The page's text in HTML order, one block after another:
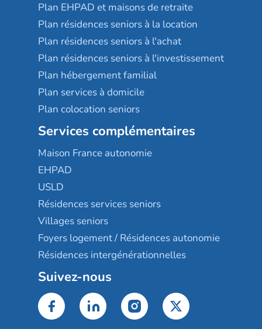
Plan EHPAD et maisons de retraite
Plan résidences seniors à la location
Plan résidences seniors à l'achat
Plan résidences seniors à l'investissement
Plan hébergement familial
Plan services à domicile
Plan colocation seniors
Services complémentaires
Maison France autonomie
EHPAD
USLD
Résidences services seniors
Villages seniors
Foyers logement / Résidences autonomie
Résidences intergénérationnelles
Suivez-nous